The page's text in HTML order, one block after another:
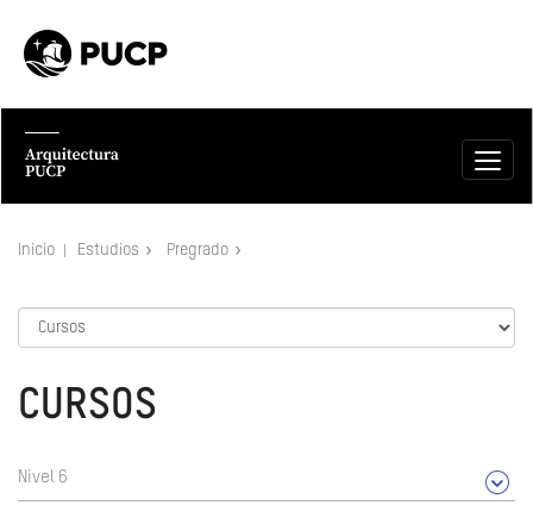
Inicio Estudios Pregrado
CURSOS
Nivel 6